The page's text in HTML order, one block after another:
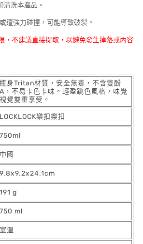
清洗本產品。
遭強力碰撞，可能導致破裂。
，不建議直接提取，以避免發生掉落或內容
瓶身Tritan材質，安全無毒，不含雙酚
A，不易卡色卡味。輕盈跳色風格，味覺
視覺雙重享受。
LOCKLOCK樂扣樂扣
750ml
中國
9.8x9.2x24.1cm
191 g
750 ml
室溫